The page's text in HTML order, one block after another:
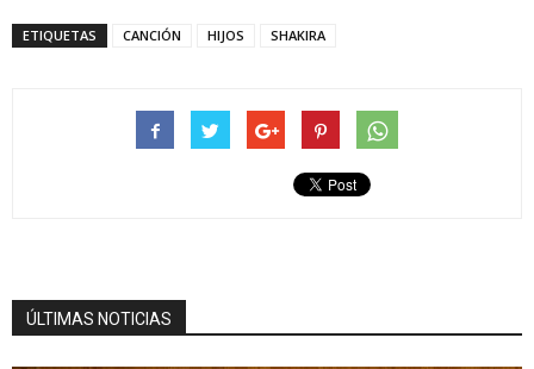
ETIQUETAS CANCIÓN HIJOS SHAKIRA
ÚLTIMAS NOTICIAS